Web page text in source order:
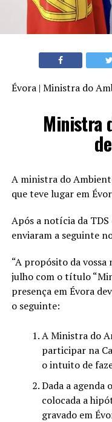
Évora | Ministra do
Ministra
A ministra do
que teve lugar em
Após a notícia da
enviaram a seguinte
“A propósito da
julho com o título
presença em Évora
o seguinte:
A Ministra do
participar na
o intuito de
Dada a
colocada a
gravado em